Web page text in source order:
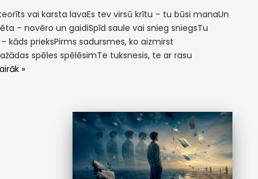
vai karsta lavaEs tev virsū krītu – tu būsi manaUn
– novēro un gaidiSpīd saule vai snieg sniegsTu
kāds prieksPirms sadursmes, ko aizmirst
spēles spēlēsimTe tuksnesis, te ar rasu
»